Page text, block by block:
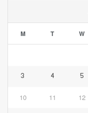
M T W
3 4 5
10 11 12